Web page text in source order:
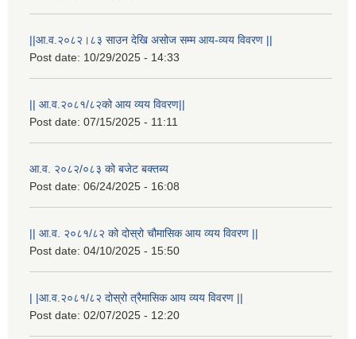
||आ.व.२०८२।८३ साउन देखि असोज सम्म आय-व्यय विवरण ||
Post date: 10/29/2025 - 14:33
|| आ.व.२०८१/८२को आय व्यय विवरण||
Post date: 07/15/2025 - 11:11
आ.व. २०८२/०८३ को बजेट बक्तब्य
Post date: 06/24/2025 - 16:08
|| आ.व. २०८१/८२ को दोस्रो चौमासिक आय व्यय विवरण ||
Post date: 04/10/2025 - 15:50
| |आ.व.२०८१/८२ दोस्रो त्रैमासिक आय व्यय विवरण ||
Post date: 02/07/2025 - 12:20